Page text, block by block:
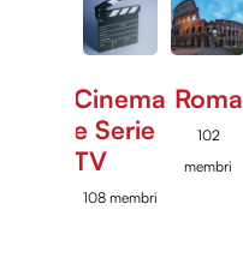
Cinema
e Serie
TV
108 membri
Roma
102
membri